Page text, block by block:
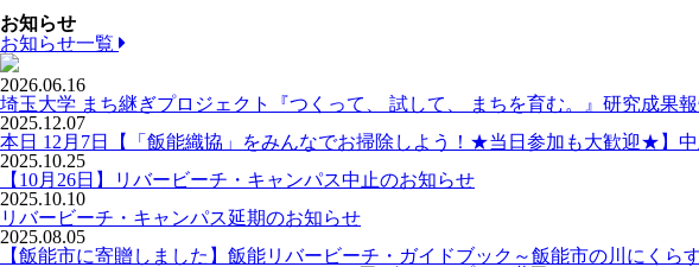
お知らせ
お知らせ一覧
2026.06.16
埼玉大学 まち継ぎプロジェクト『つくって、 試して、 まちを育む。』研究成果
2025.12.07
本日 12月7日【「飯能織協」をみんなでお掃除しよう！★当日参加も大歓迎★】
2025.10.25
【10月26日】リバービーチ・キャンパス中止のお知らせ
2025.10.10
リバービーチ・キャンパス延期のお知らせ
2025.08.05
【飯能市に寄贈しました】飯能リバービーチ・ガイドブック～飯能市の川にくら